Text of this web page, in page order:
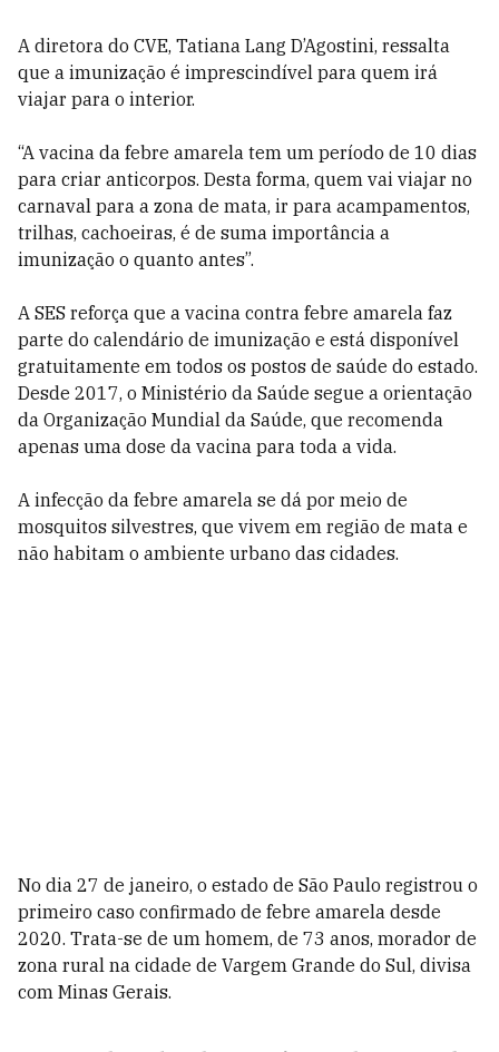
A diretora do CVE, Tatiana Lang D’Agostini, ressalta
que a imunização é imprescindível para quem irá
viajar para o interior.
“A vacina da febre amarela tem um período de 10 dias
para criar anticorpos. Desta forma, quem vai viajar no
carnaval para a zona de mata, ir para acampamentos,
trilhas, cachoeiras, é de suma importância a
imunização o quanto antes”.
A SES reforça que a vacina contra febre amarela faz
parte do calendário de imunização e está disponível
gratuitamente em todos os postos de saúde do estado.
Desde 2017, o Ministério da Saúde segue a orientação
da Organização Mundial da Saúde, que recomenda
apenas uma dose da vacina para toda a vida.
A infecção da febre amarela se dá por meio de
mosquitos silvestres, que vivem em região de mata e
não habitam o ambiente urbano das cidades.
No dia 27 de janeiro, o estado de São Paulo registrou o
primeiro caso confirmado de febre amarela desde
2020. Trata-se de um homem, de 73 anos, morador de
zona rural na cidade de Vargem Grande do Sul, divisa
com Minas Gerais.